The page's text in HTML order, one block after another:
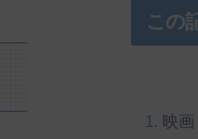
この
映